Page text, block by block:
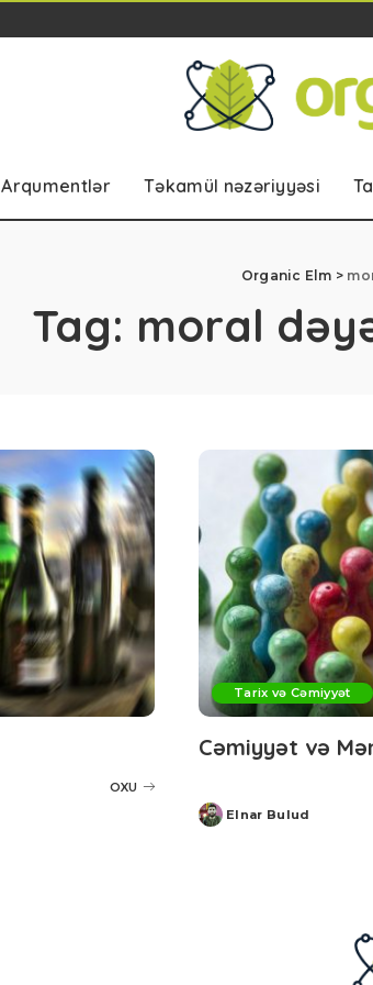
Arqumentlər Təkamül nəzəriyyəsi
Organic Elm >
Tag: moral
OXU
Tarix və Cəmiyyət
Cəmiyyət və
Posted
Elnar Bulud